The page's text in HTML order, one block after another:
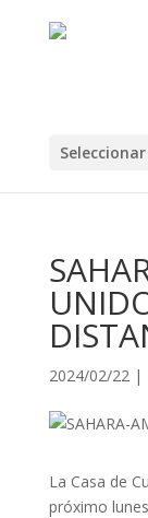
2024/02/22|
La Casa de
próximo